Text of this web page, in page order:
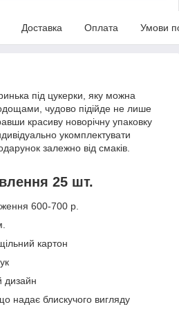
Доставка Оплата Умови
під цукерки, яку можна
чудово підійде не лише
красиву новорічну упаковку
укомплектувати
залежно від смаків.
25 шт.
600-700 р.
картон
дизайн
надає блискучого вигляду